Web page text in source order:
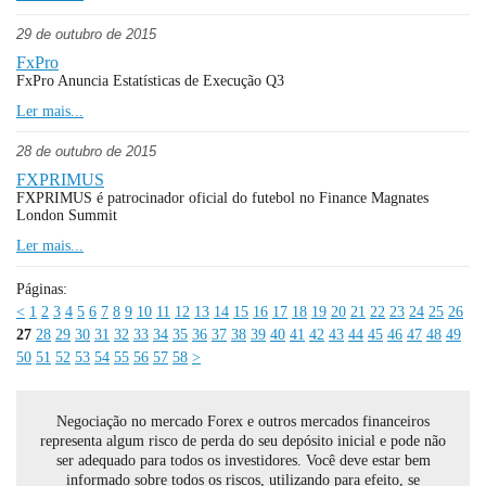
29 de outubro de 2015
FxPro
FxPro Anuncia Estatísticas de Execução Q3
Ler mais...
28 de outubro de 2015
FXPRIMUS
FXPRIMUS é patrocinador oficial do futebol no Finance Magnates
London Summit
Ler mais...
Páginas:
< 1 2 3 4 5 6 7 8 9 10 11 12 13 14 15 16 17 18 19 20 21 22 23 24 25 26
27 28 29 30 31 32 33 34 35 36 37 38 39 40 41 42 43 44 45 46 47 48 49
50 51 52 53 54 55 56 57 58 >
Negociação no mercado Forex e outros mercados financeiros
representa algum risco de perda do seu depósito inicial e pode não
ser adequado para todos os investidores. Você deve estar bem
informado sobre todos os riscos, utilizando para efeito, se